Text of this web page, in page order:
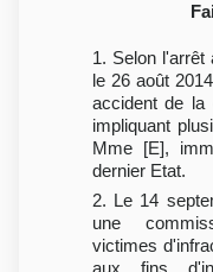
1. Selon l'arrêt
le 26 août
accident de la
impliquant
Mme [E],
dernier Etat.
2. Le 14
une
victimes
aux fins